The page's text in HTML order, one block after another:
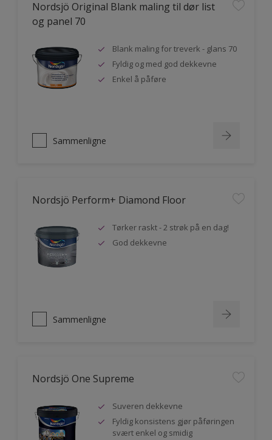
Nordsjö Original Blank maling til dør list
og panel 70
Blank maling for treverk - glans 70
Fyldig og med god dekkevne
Enkel å påføre
Sammenligne
Nordsjö Perform+ Diamond Floor
Tørker raskt - 2 strøk på en dag!
God dekkevne
Sammenligne
Nordsjö One Supreme
Suveren dekkevne
Fyldig konsistens gjør påføringen
svært enkel og smidig